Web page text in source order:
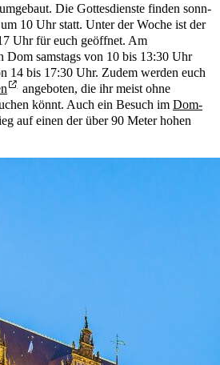
Die Gottesdienste finden sonn-
10 Uhr statt. Unter der Woche ist der
Uhr für euch geöffnet. Am
Dom samstags von 10 bis 13:30 Uhr
14 bis 17:30 Uhr. Zudem werden euch
angeboten, die ihr meist ohne
könnt. Auch ein Besuch im Dom-
auf einen der über 90 Meter hohen